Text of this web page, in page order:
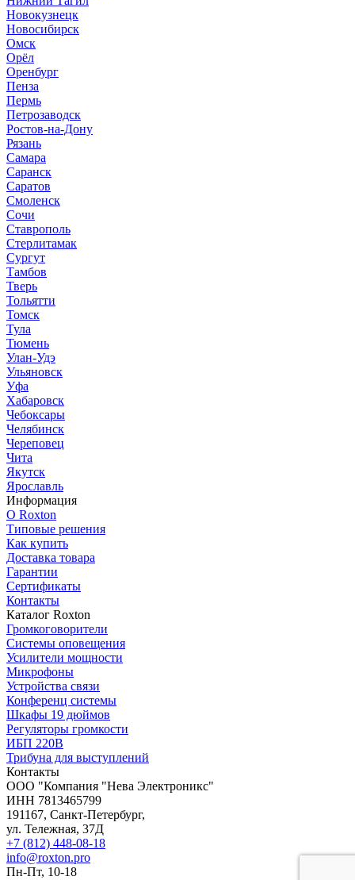
Новокузнецк
Новосибирск
Омск
Орёл
Оренбург
Пенза
Пермь
Петрозаводск
Ростов-на-Дону
Рязань
Самара
Саранск
Саратов
Смоленск
Сочи
Ставрополь
Стерлитамак
Сургут
Тамбов
Тверь
Тольятти
Томск
Тула
Тюмень
Улан-Удэ
Ульяновск
Уфа
Хабаровск
Чебоксары
Челябинск
Череповец
Чита
Якутск
Ярославль
Информация
О Roxton
Типовые решения
Как купить
Доставка товара
Гарантии
Сертификаты
Контакты
Каталог Roxton
Громкоговорители
Системы оповещения
Усилители мощности
Микрофоны
Устройства связи
Конференц системы
Шкафы 19 дюймов
Регуляторы громкости
ИБП 220В
Трибуна для выступлений
Контакты
OOO "Компания "Нева Электроникс"
ИНН 7813465799
191167, Санкт-Петербург,
ул. Тележная, 37Д
+7 (812) 448-08-18
info@roxton.pro
Пн-Пт, 10-18